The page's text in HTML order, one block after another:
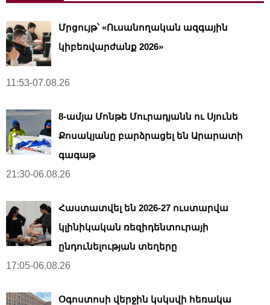
Մրցույթ՝ «Ուսանողական ազգային
կիբեռվարժանք 2026»
11:53-07.08.26
8-ամյա Մոնթե Մուրադյանն ու Սյունե
Քոսակյանը բարձրացել են Արարատի
գագաթ
21:30-06.08.26
Հաստատվել են 2026-27 ուստարվա
կլինիկական ռեզիդենտուրայի
ընդունելության տեղերը
17:05-06.08.26
Օգոստոսի վերջին կսկսվի հեռակա